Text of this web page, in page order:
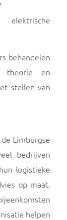
behandelen
theorie en
stellen van
Limburgse
bedrijven
logistieke
op maat,
helpen